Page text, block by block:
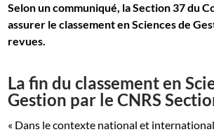
Selon un communiqué, la Section 37 du
assurer le classement en Sciences de
revues.
La fin du classement en
Gestion par le CNRS
« Dans le contexte national et